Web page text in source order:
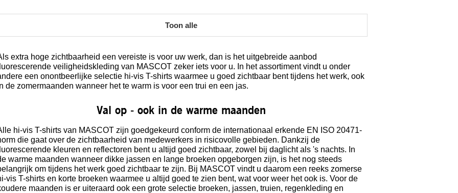
Toon alle
extra hoge zichtbaarheid een vereiste is voor uw werk, dan is het uitgebreide aanbod
veiligheidskleding van MASCOT zeker iets voor u. In het assortiment vindt u onder
een onontbeerlijke selectie hi-vis T-shirts waarmee u goed zichtbaar bent tijdens het werk, ook
de zomermaanden wanneer het te warm is voor een trui en een jas.
Val op - ook in de warme maanden
hi-vis T-shirts van MASCOT zijn goedgekeurd conform de internationaal erkende EN ISO 20471-
die gaat over de zichtbaarheid van medewerkers in risicovolle gebieden. Dankzij de
kleuren en reflectoren bent u altijd goed zichtbaar, zowel bij daglicht als 's nachts. In
warme maanden wanneer dikke jassen en lange broeken opgeborgen zijn, is het nog steeds
om tijdens het werk goed zichtbaar te zijn. Bij MASCOT vindt u daarom een reeks zomerse
vis T-shirts en korte broeken waarmee u altijd goed te zien bent, wat voor weer het ook is. Voor de
maanden is er uiteraard ook een grote selectie broeken, jassen, truien, regenkleding en